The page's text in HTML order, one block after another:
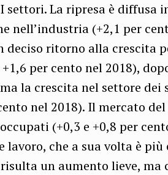
I settori. La ripresa è
nell’industria (+2,1 per
deciso ritorno alla crescita
per cento nel 2018),
la crescita nel settore dei
nel 2018). Il mercato
(+0,3 e +0,8 per
lavoro, che a sua volta è
un aumento lieve, ma